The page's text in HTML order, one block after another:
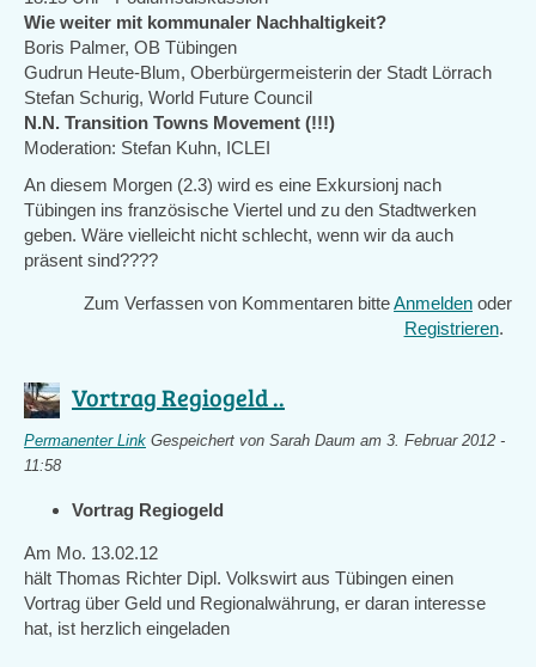
Wie weiter mit kommunaler Nachhaltigkeit?
Boris Palmer, OB Tübingen
Gudrun Heute-Blum, Oberbürgermeisterin der Stadt Lörrach
Stefan Schurig, World Future Council
N.N. Transition Towns Movement (!!!)
Moderation: Stefan Kuhn, ICLEI
An diesem Morgen (2.3) wird es eine Exkursionj nach
Tübingen ins französische Viertel und zu den Stadtwerken
geben. Wäre vielleicht nicht schlecht, wenn wir da auch
präsent sind????
Zum Verfassen von Kommentaren bitteAnmelden oder
Registrieren.
Vortrag Regiogeld ..
Permanenter Link Gespeichert von Sarah Daum am 3. Februar 2012 -
11:58
Vortrag Regiogeld
Am Mo. 13.02.12
hält Thomas Richter Dipl. Volkswirt aus Tübingen einen
Vortrag über Geld und Regionalwährung, er daran interesse
hat, ist herzlich eingeladen